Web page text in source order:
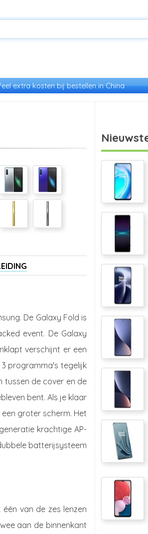
extra kosten bij bestellen in China
De Galaxy Fold is
event. De Galaxy
verschijnt er een
programma's tegelijk
tussen de cover en de
bent. Als je klaar
groter scherm. Het
krachtige AP-
batterijsysteem
van de zes lenzen
aan de binnenkant